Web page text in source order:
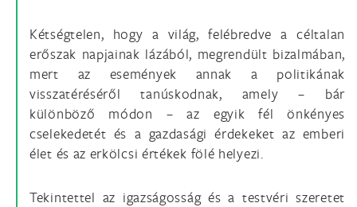
Kétségtelen, hogy a világ, felébredve a céltalan
erőszak napjainak lázából, megrendült bizalmában,
mert az események annak a politikának
visszatéréséről tanúskodnak, amely – bár
különböző módon – az egyik fél önkényes
cselekedetét és a gazdasági érdekeket az emberi
élet és az erkölcsi értékek fölé helyezi.
Tekintettel az igazságosság és a testvéri szeretet